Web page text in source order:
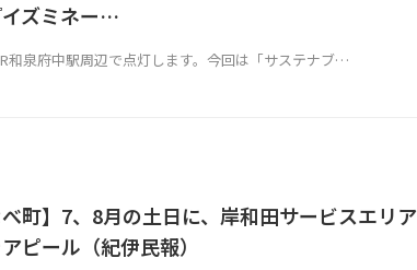
ズミネー…
和泉府中駅周辺で点灯します。今回は「サステナブ…
べ町】7、8月の土日に、岸和田サービスエリア
ピール（紀伊民報）